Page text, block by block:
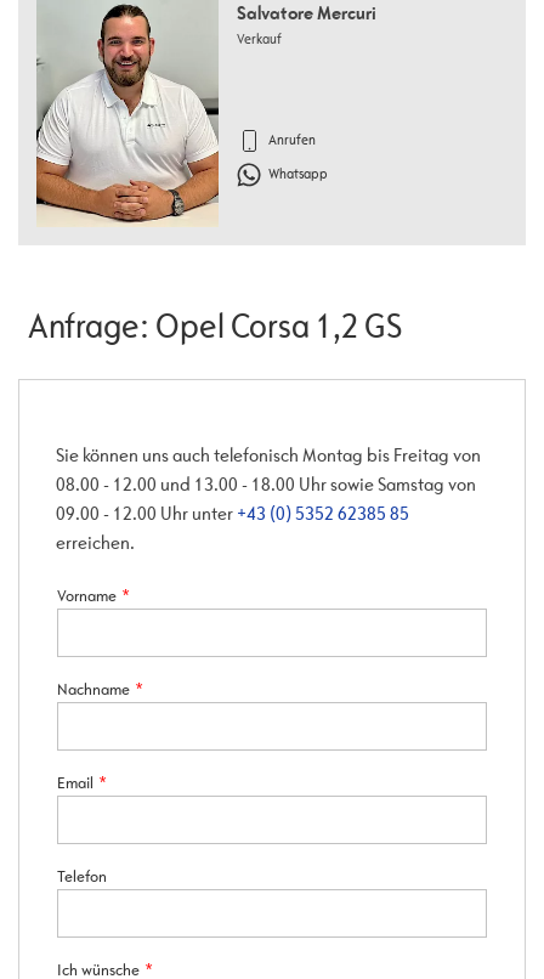
Salvatore Mercuri
Verkauf
Anrufen
Whatsapp
Anfrage: Opel Corsa 1,2 GS
Sie können uns auch telefonisch Montag bis Freitag von
08.00 - 12.00 und 13.00 - 18.00 Uhr sowie Samstag von
09.00 - 12.00 Uhr unter +43 (0) 5352 62385 85
erreichen.